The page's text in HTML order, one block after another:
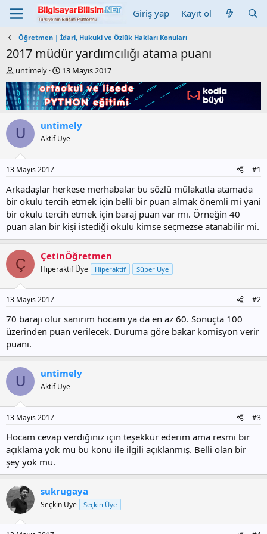
Giriş yap Kayıt ol
Öğretmen | İdari, Hukuki ve Özlük Hakları Konuları
2017 müdür yardımcılığı atama puanı
K
o
n
b
u
y
u
b
a
ş
l
a
t
n
untimely
B
a
ş
l
a
n
g
ı
a
r
i
h
i
13 Mayıs 2017
U untimely
Aktif Üye
13 Mayıs 2017 #1
Arkadaşlar herkese merhabalar bu sözlü mülakatla atamada
bir okulu tercih etmek için belli bir puan almak önemli mi yani
bir okulu tercih etmek için baraj puan var mı. Örneğin 40
puan alan bir kişi istediği okulu kimse seçmezse atanabilir mi.
Ç ÇetinÖğretmen
Hiperaktif Üye Hiperaktif Süper Üye
13 Mayıs 2017 #2
70 barajı olur sanırım hocam ya da en az 60. Sonuçta 100
üzerinden puan verilecek. Duruma göre bakar komisyon verir
puanı.
U untimely
Aktif Üye
13 Mayıs 2017 #3
Hocam cevap verdiğiniz için teşekkür ederim ama resmi bir
açıklama yok mu bu konu ile ilgili açıklanmış. Belli olan bir
şey yok mu.
sukrugaya
Seçkin Üye Seçkin Üye